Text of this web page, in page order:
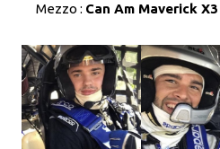
Mezzo : Can Am Maverick X3